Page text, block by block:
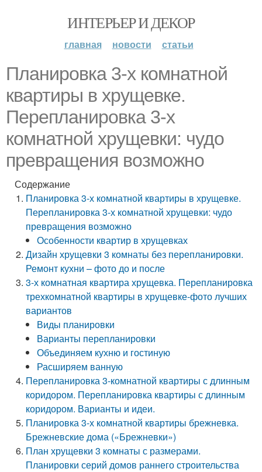
ИНТЕРЬЕР И ДЕКОР
главная новости статьи
Планировка 3-х комнатной
квартиры в хрущевке.
Перепланировка 3-х
комнатной хрущевки: чудо
превращения возможно
Содержание
Планировка 3-х комнатной квартиры в хрущевке.
Перепланировка 3-х комнатной хрущевки: чудо
превращения возможно
Особенности квартир в хрущевках
Дизайн хрущевки 3 комнаты без перепланировки.
Ремонт кухни – фото до и после
3-х комнатная квартира хрущевка. Перепланировка
трехкомнатной квартиры в хрущевке-фото лучших
вариантов
Виды планировки
Варианты перепланировки
Объединяем кухню и гостиную
Расширяем ванную
Перепланировка 3-комнатной квартиры с длинным
коридором. Перепланировка квартиры с длинным
коридором. Варианты и идеи.
Планировка 3-х комнатной квартиры брежневка.
Брежневские дома («Брежневки»)
План хрущевки 3 комнаты с размерами.
Планировки серий домов раннего строительства